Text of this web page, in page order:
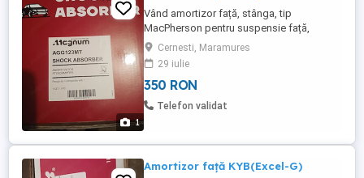
1
Vând amortizor față, stânga, tip
MacPherson pentru suspensie față,
AGG123MT Magnum Tehnology,folosit
pentru Ford focus și Ford focus C-Max
motoare 1,4-2 benzină sau diesel.
Cernesti, Maramures
29 iulie
350 RON
Telefon validat
Amortizor față KYB(Excel-G)